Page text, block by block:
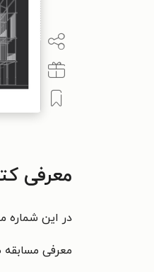
معرفی کتاب
در این شماره
معرفی